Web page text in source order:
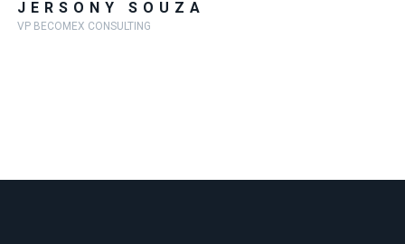
JERSONY SOUZA
VP BECOMEX CONSULTING